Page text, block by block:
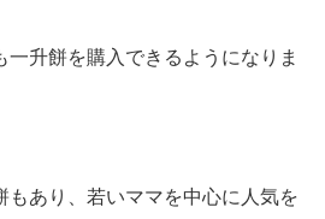
升餅を購入できるようになりま
もあり、若いママを中心に人気を